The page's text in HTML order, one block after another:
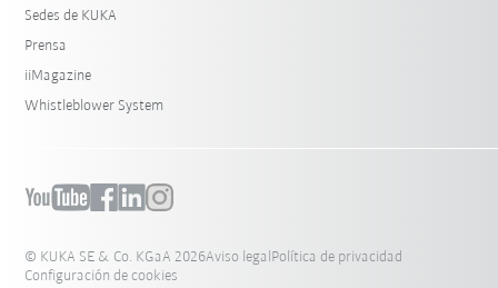
Sedes de KUKA
Prensa
iiMagazine
Whistleblower System
© KUKA SE & Co. KGaA 2026Aviso legalPolítica de privacidad
Configuración de cookies